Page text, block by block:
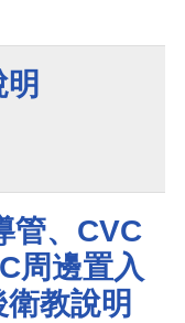
管、CVC
周邊置入
教說明